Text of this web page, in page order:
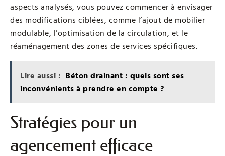
aspects analysés, vous pouvez commencer à envisager
des modifications ciblées, comme l’ajout de mobilier
modulable, l’optimisation de la circulation, et le
réaménagement des zones de services spécifiques.
Lire aussi : Béton drainant : quels sont ses
inconvénients à prendre en compte ?
Stratégies pour un
agencement efficace